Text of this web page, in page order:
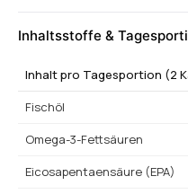
Inhaltsstoffe &
Inhalt pro Tagesportion (2
Fischöl
Omega-3-Fettsäuren
Eicosapentaensäure (EPA)